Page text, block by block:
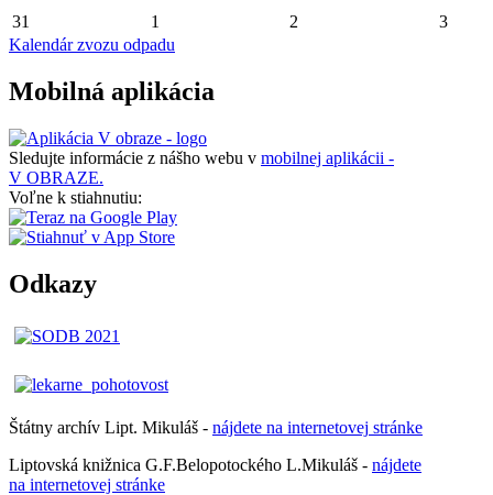
31 1 2
3
Kalendár zvozu odpadu
Mobilná aplikácia
Sledujte informácie z nášho webu v mobilnej aplikácii -
V OBRAZE.
Voľne k stiahnutiu:
Odkazy
Štátny archív Lipt. Mikuláš - nájdete na internetovej stránke
Liptovská knižnica G.F.Belopotockého L.Mikuláš - nájdete
na internetovej stránke